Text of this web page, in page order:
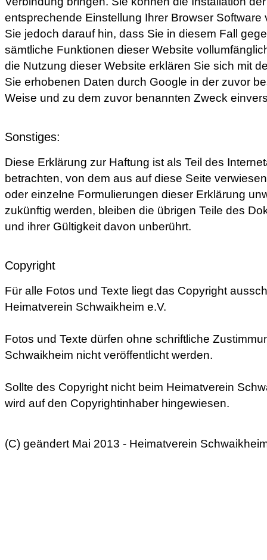
entsprechende Einstellung Ihrer Browser Software
Sie jedoch darauf hin, dass Sie in diesem Fall
sämtliche Funktionen dieser Website
die Nutzung dieser Website erklären Sie sich mit
Sie erhobenen Daten durch Google in der zuvor
Weise und zu dem zuvor benannten Zweck
Sonstiges:
Diese Erklärung zur Haftung ist als Teil des
betrachten, von dem aus auf diese Seite
oder einzelne Formulierungen dieser Erklärung
zukünftig werden, bleiben die übrigen Teile des
und ihrer Gültigkeit davon unberührt.
Copyright
Für alle Fotos und Texte liegt das Copyright
Heimatverein Schwaikheim e.V.
Fotos und Texte dürfen ohne schriftliche
Schwaikheim nicht veröffentlicht werden.
Sollte des Copyright nicht beim Heimatverein
wird auf den Copyrightinhaber hingewiesen.
(C) geändert Mai 2013 - Heimatverein